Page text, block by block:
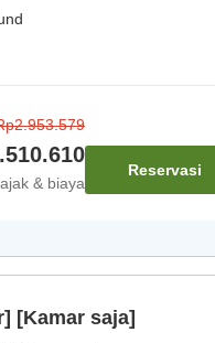
& biaya
Reservasi
[Kamar saja]